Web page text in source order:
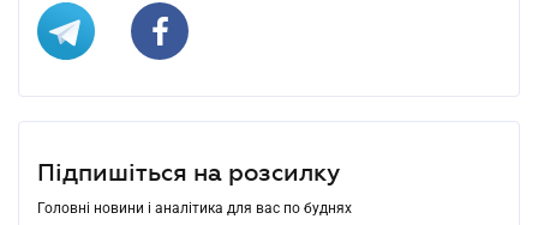
Підпишіться на розсилку
Головні новини і аналітика для вас по буднях